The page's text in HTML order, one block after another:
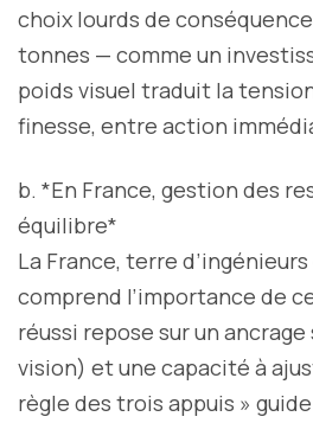
choix lourds de
tonnes — comme un
poids visuel traduit la
finesse, entre action
b. *En France, gestion des
équilibre*
La France, terre
comprend l’importance de
réussi repose sur un
vision) et une capacité à
règle des trois appuis »